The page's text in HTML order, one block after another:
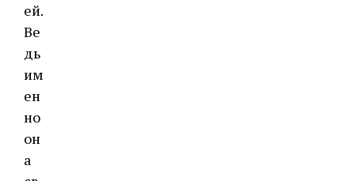
ей.
Ве
дь
им
ен
но
он
а